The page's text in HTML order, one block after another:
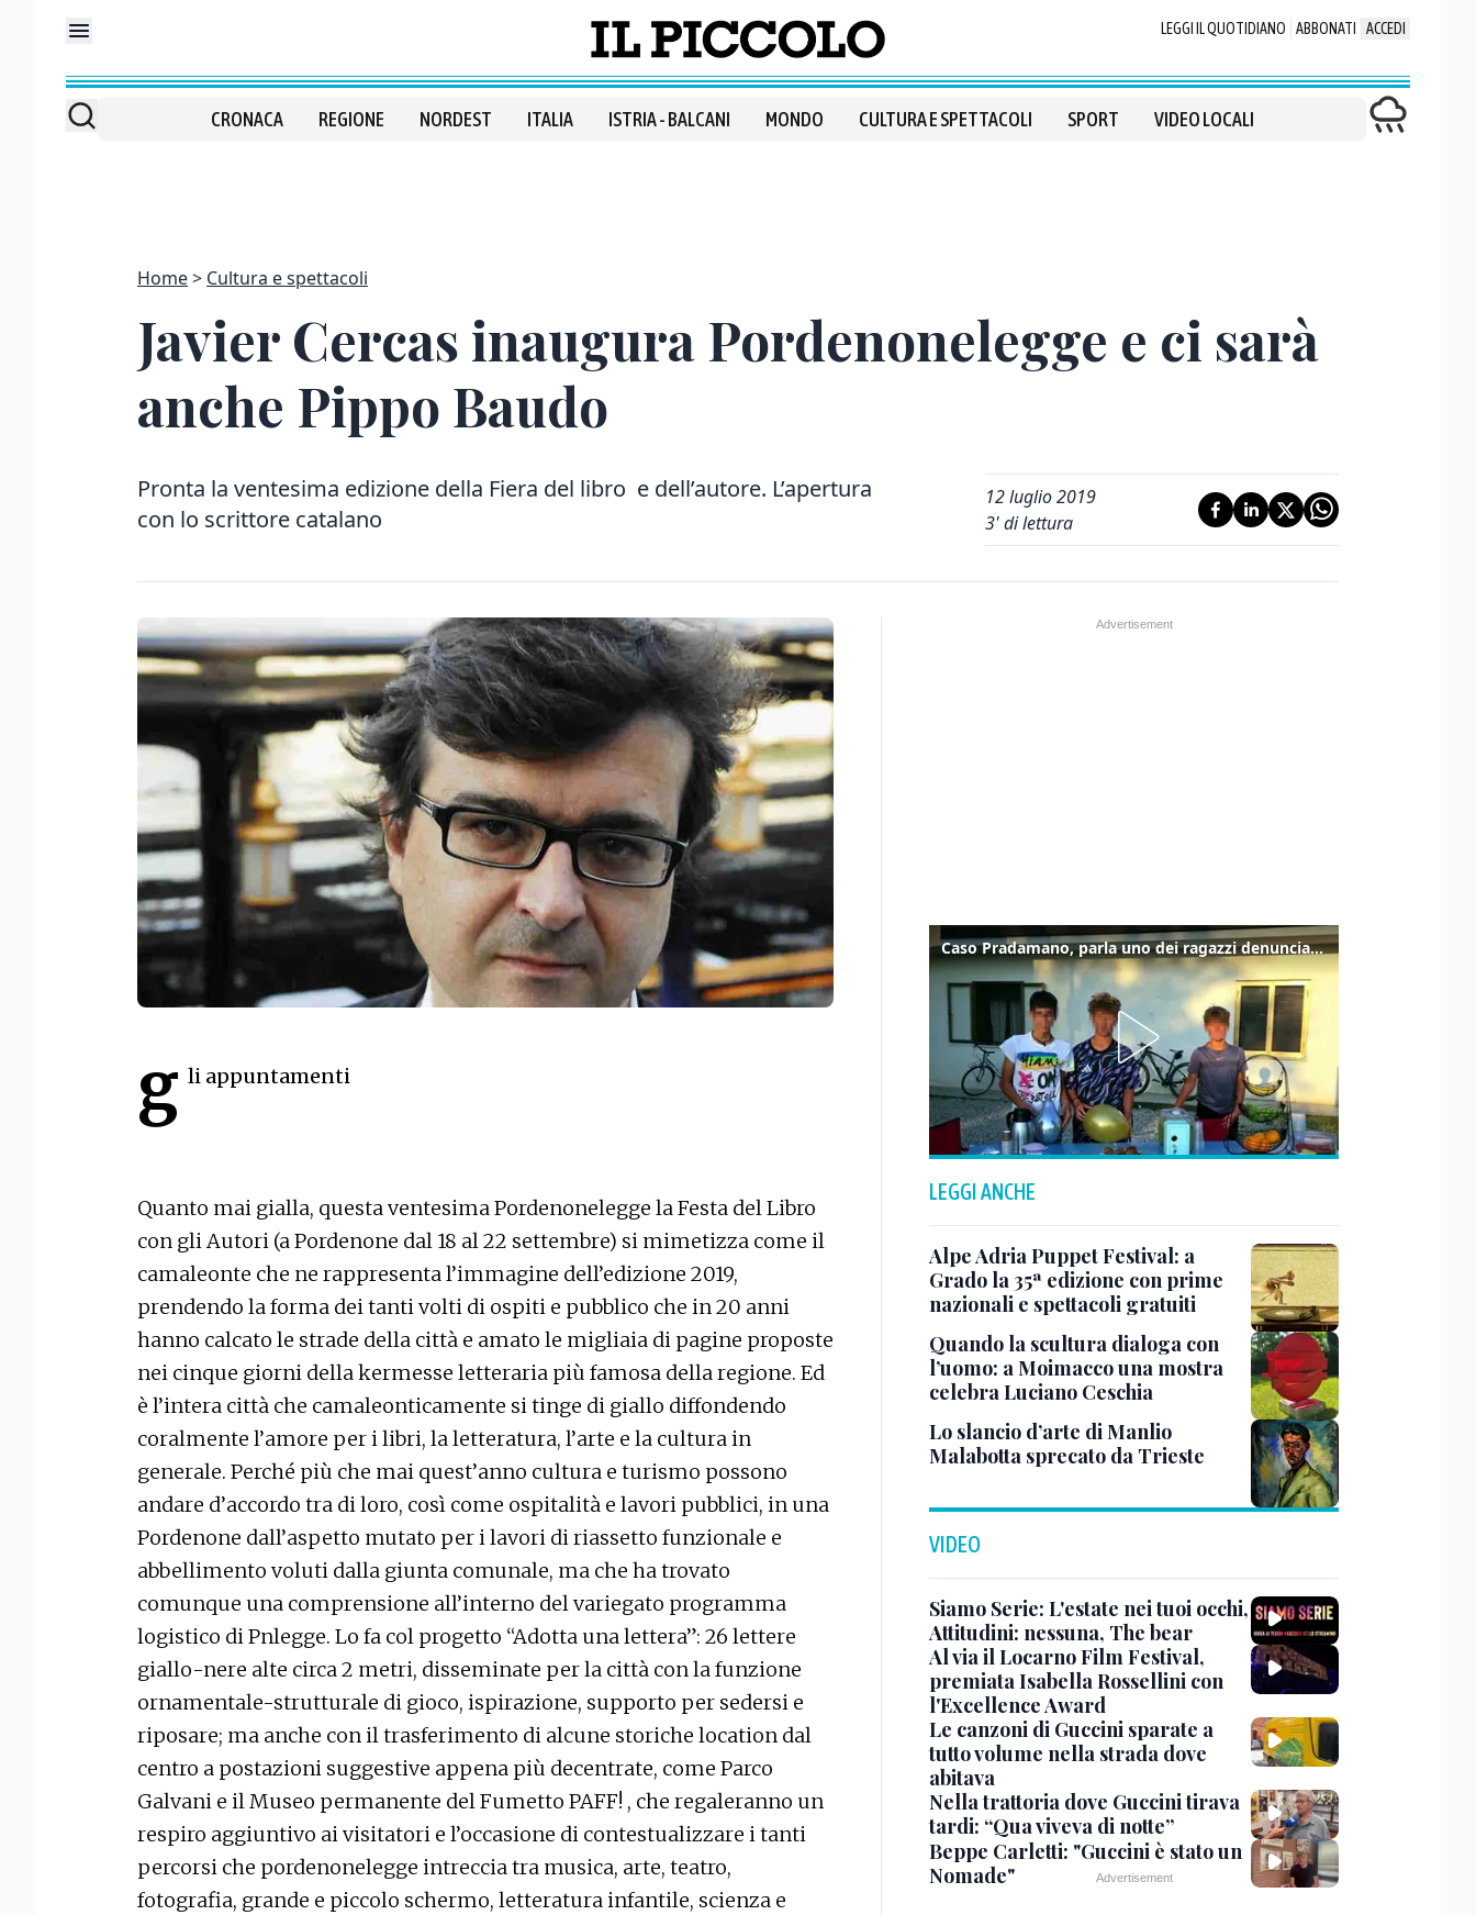
LEGGI IL QUOTIDIANO ABBONATI ACCEDI
CRONACA REGIONE NORDEST ITALIA ISTRIA - BALCANI MONDO CULTURA E SPETTACOLI SPORT VIDEO LOCALI
Home Cultura e spettacoli
Javier Cercas inaugura Pordenonelegge e ci sarà
anche Pippo Baudo
Pronta la ventesima edizione della Fiera del libro e dell’autore. L’apertura
con lo scrittore catalano
12 luglio 2019
3' di lettura
g li appuntamenti
Quanto mai gialla, questa ventesima Pordenonelegge la Festa del Libro
con gli Autori (a Pordenone dal 18 al 22 settembre) si mimetizza come il
camaleonte che ne rappresenta l’immagine dell’edizione 2019,
prendendo la forma dei tanti volti di ospiti e pubblico che in 20 anni
hanno calcato le strade della città e amato le migliaia di pagine proposte
nei cinque giorni della kermesse letteraria più famosa della regione. Ed
è l’intera città che camaleonticamente si tinge di giallo diffondendo
coralmente l’amore per i libri, la letteratura, l’arte e la cultura in
generale. Perché più che mai quest’anno cultura e turismo possono
andare d’accordo tra di loro, così come ospitalità e lavori pubblici, in una
Pordenone dall’aspetto mutato per i lavori di riassetto funzionale e
abbellimento voluti dalla giunta comunale, ma che ha trovato
comunque una comprensione all’interno del variegato programma
logistico di Pnlegge. Lo fa col progetto “Adotta una lettera”: 26 lettere
giallo-nere alte circa 2 metri, disseminate per la città con la funzione
ornamentale-strutturale di gioco, ispirazione, supporto per sedersi e
riposare; ma anche con il trasferimento di alcune storiche location dal
centro a postazioni suggestive appena più decentrate, come Parco
Galvani e il Museo permanente del Fumetto PAFF! , che regaleranno un
respiro aggiuntivo ai visitatori e l’occasione di contestualizzare i tanti
percorsi che pordenonelegge intreccia tra musica, arte, teatro,
fotografia, grande e piccolo schermo, letteratura infantile, scienza e
Caso Pradamano, parla uno dei ragazzi denunciati per la limonata: "Volevo anche aiutare i miei"
LEGGI ANCHE
Alpe Adria Puppet Festival: a
Grado la 35ª edizione con prime
nazionali e spettacoli gratuiti
Quando la scultura dialoga con
l’uomo: a Moimacco una mostra
celebra Luciano Ceschia
Lo slancio d’arte di Manlio
Malabotta sprecato da Trieste
VIDEO
Siamo Serie: L'estate nei tuoi occhi,
Attitudini: nessuna, The bear
Al via il Locarno Film Festival,
premiata Isabella Rossellini con
l'Excellence Award
Le canzoni di Guccini sparate a
tutto volume nella strada dove
abitava
Nella trattoria dove Guccini tirava
tardi: “Qua viveva di notte”
Beppe Carletti: "Guccini è stato un
Nomade"